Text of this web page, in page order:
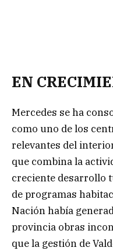
EN
Mercedes se ha
como uno de los
relevantes del
que combina la
creciente desarrollo
de programas
Nación había
provincia obras
que la gestión de